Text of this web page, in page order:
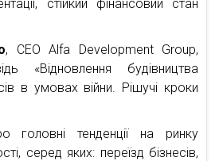
стійкий фінансовий стан
, CEO Alfa Development Group,
«Відновлення будівництва
в умовах війни. Рішучі кроки
головні тенденції на ринку
серед яких: переїзд бізнесів,